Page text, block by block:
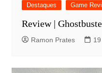
Destaques Game
Review |
Ramon Prates